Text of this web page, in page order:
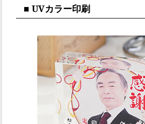
■ UVカラー印刷